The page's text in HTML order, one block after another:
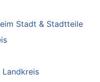
Stadt & Stadtteile